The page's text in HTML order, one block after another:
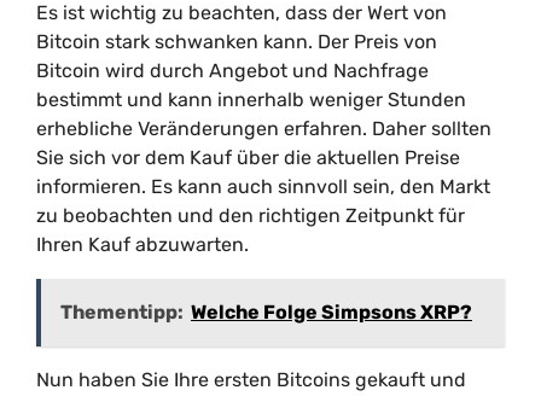
Es ist wichtig zu beachten, dass der Wert von
Bitcoin stark schwanken kann. Der Preis von
Bitcoin wird durch Angebot und Nachfrage
bestimmt und kann innerhalb weniger Stunden
erhebliche Veränderungen erfahren. Daher sollten
Sie sich vor dem Kauf über die aktuellen Preise
informieren. Es kann auch sinnvoll sein, den Markt
zu beobachten und den richtigen Zeitpunkt für
Ihren Kauf abzuwarten.
Thementipp: Welche Folge Simpsons XRP?
Nun haben Sie Ihre ersten Bitcoins gekauft und